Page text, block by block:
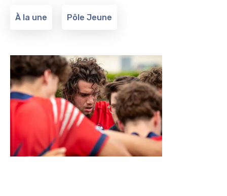
À la une Pôle Jeune